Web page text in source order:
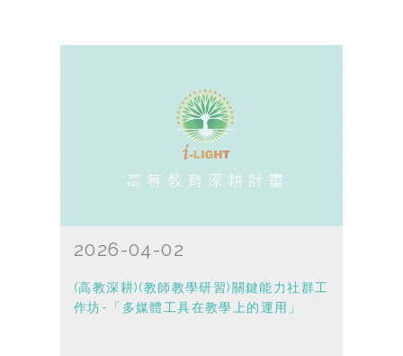
2026-04-02
(高教深耕)(教師教學研習)關鍵能力社群工
作坊-「多媒體工具在教學上的運用」